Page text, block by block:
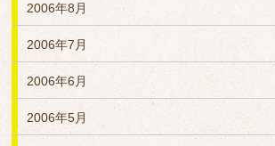
2006年8月
2006年7月
2006年6月
2006年5月